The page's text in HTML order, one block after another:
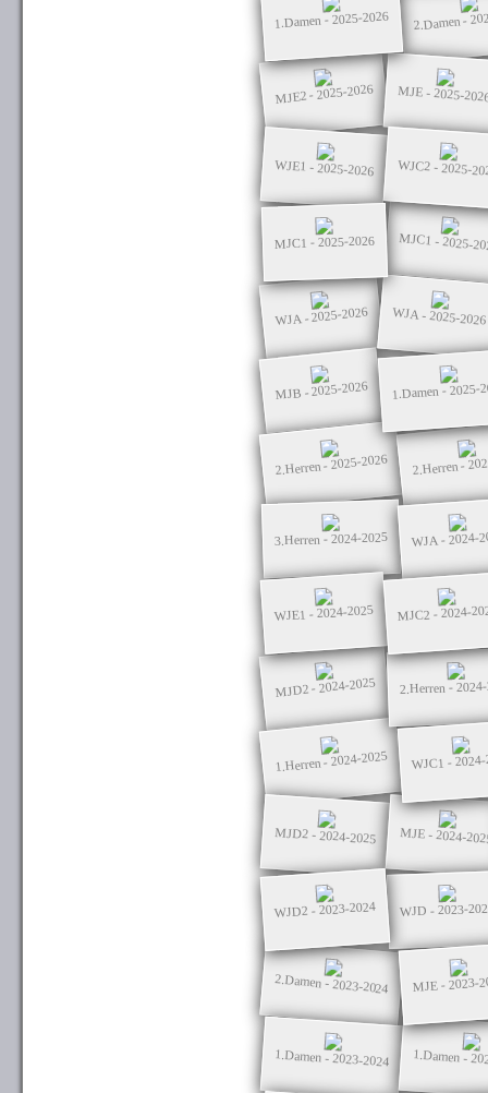
1.Damen - 2025-2026 2.Damen -
MJE2 - 2025-2026 MJE - 2025-
WJE1 - 2025-2026 WJC2 - 2025-
MJC1 - 2025-2026 MJC1 - 2025-
WJA - 2025-2026 WJA - 2025-2026
MJB - 2025-2026 1.Damen - 2025-
2.Herren - 2025-2026 2.Herren -
3.Herren - 2024-2025 WJA - 2024-
WJE1 - 2024-2025 MJC2 - 2024-
MJD2 - 2024-2025 2.Herren -
1.Herren - 2024-2025 WJC1 -
MJD2 - 2024-2025 MJE - 2024-
WJD2 - 2023-2024 WJD - 2023-
2.Damen - 2023-2024 MJE - 2023-
1.Damen - 2023-2024 1.Damen -